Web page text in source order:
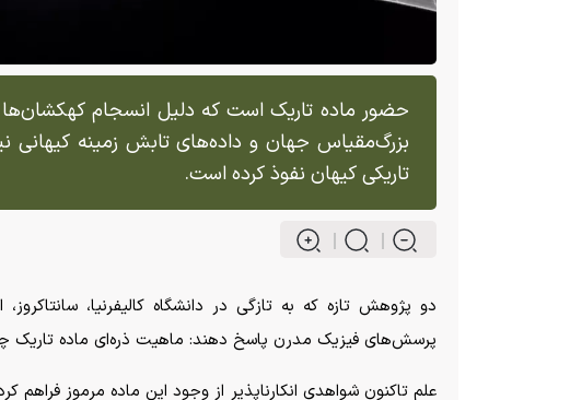
حضور ماده تاریک است که دلیل انسجام
بزرگ‌مقیاس جهان و داده‌های تابش زمینه کیهانی
تاریکی کیهان نفوذ کرده است.
دو پژوهش تازه که به تازگی در دانشگاه کالیفرنیا،
پرسش‌های فیزیک مدرن پاسخ دهند: ماهیت ذره‌ای ماده